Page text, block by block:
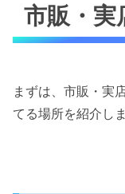
市販・実
まずは、市販・実
てる場所を紹介しま